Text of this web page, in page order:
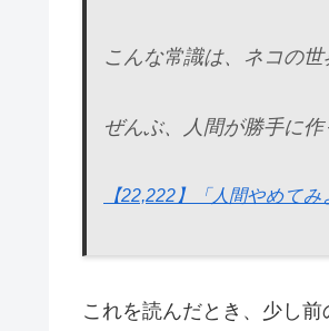
こんな常識は、ネコの世
ぜんぶ、人間が勝手に作
【22,222】「人間やめて
これを読んだとき、少し前